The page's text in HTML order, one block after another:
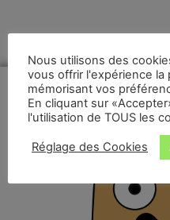
Nous utilisons des
vous offrir l'expérience la
mémorisant vos
En cliquant sur
l'utilisation de TOUS les
Réglage des Cookies